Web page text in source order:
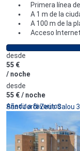
Primera línea
A 1 m de la
A 100 m de la
Acceso Internet
desde
55 €
/ noche
desde
55 €/ noche
Sant Jordi Zeus Salou
Añadir a favoritos